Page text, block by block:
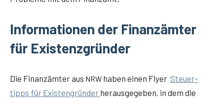
Informationen der Finanzämter
für Existenzgründer
Die Finanz­äm­ter aus NRW haben einen Fly­er Steu­er­
tipps für Exis­ten­grün­der her­aus­ge­ge­ben, in dem die